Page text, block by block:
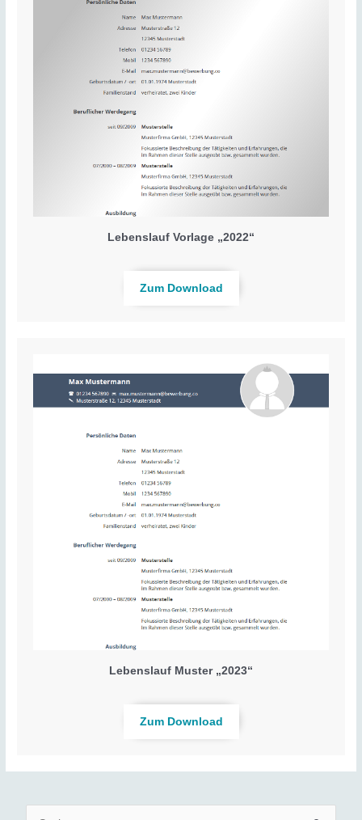
Lebenslauf Vorlage „2022“
Zum Download
Lebenslauf Muster „2023“
Zum Download